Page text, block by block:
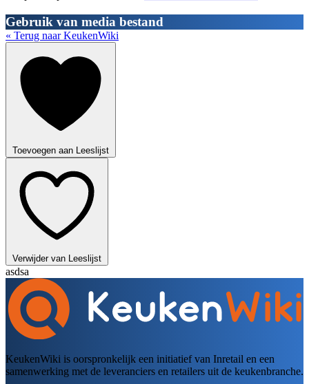
Gebruik van media bestand
« Terug naar KeukenWiki
Toevoegen aan Leeslijst
Verwijder van Leeslijst
asdsa
KeukenWiki is oorspronkelijk een initiatief van Inretail en een
samenwerking met de leveranciers en retailers uit de keukenbranche.